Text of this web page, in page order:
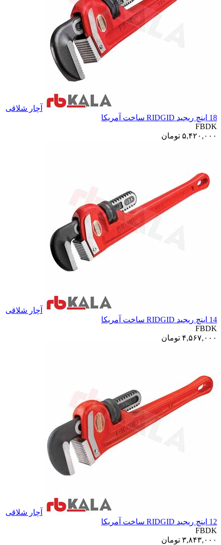
آچار شلاقی
18 اینچ ریجید RIDGID ساخت آمریکا
FBDK
۵,۴۲۰,۰۰۰ تومان
آچار شلاقی
14 اینچ ریجید RIDGID ساخت آمریکا
FBDK
۴,۵۶۷,۰۰۰ تومان
آچار شلاقی
12 اینچ ریجید RIDGID ساخت آمریکا
FBDK
۳,۸۴۳,۰۰۰ تومان